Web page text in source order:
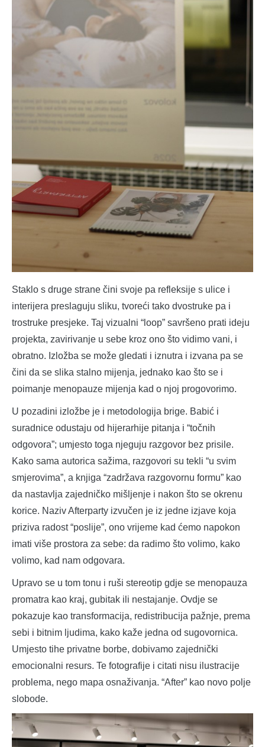
Staklo s druge strane čini svoje pa refleksije s ulice i
interijera preslaguju sliku, tvoreći tako dvostruke pa i
trostruke presjeke. Taj vizualni “loop” savršeno prati ideju
projekta, zavirivanje u sebe kroz ono što vidimo vani, i
obratno. Izložba se može gledati i iznutra i izvana pa se
čini da se slika stalno mijenja, jednako kao što se i
poimanje menopauze mijenja kad o njoj progovorimo.
U pozadini izložbe je i metodologija brige. Babić i
suradnice odustaju od hijerarhije pitanja i “točnih
odgovora”; umjesto toga njeguju razgovor bez prisile.
Kako sama autorica sažima, razgovori su tekli “u svim
smjerovima”, a knjiga “zadržava razgovornu formu” kao
da nastavlja zajedničko mišljenje i nakon što se okrenu
korice. Naziv Afterparty izvučen je iz jedne izjave koja
priziva radost “poslije”, ono vrijeme kad ćemo napokon
imati više prostora za sebe: da radimo što volimo, kako
volimo, kad nam odgovara.
Upravo se u tom tonu i ruši stereotip gdje se menopauza
promatra kao kraj, gubitak ili nestajanje. Ovdje se
pokazuje kao transformacija, redistribucija pažnje, prema
sebi i bitnim ljudima, kako kaže jedna od sugovornica.
Umjesto tihe privatne borbe, dobivamo zajednički
emocionalni resurs. Te fotografije i citati nisu ilustracije
problema, nego mapa osnaživanja. “After” kao novo polje
slobode.